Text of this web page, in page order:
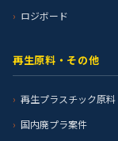
ロジボード
再生原料・その他
再生プラスチック原料
国内廃プラ案件